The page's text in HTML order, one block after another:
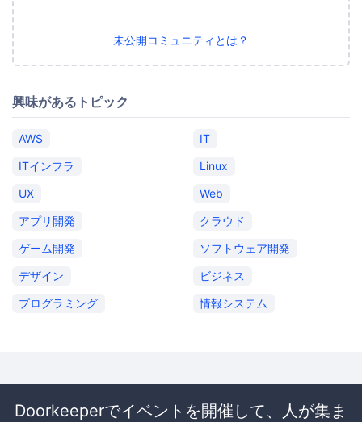
未公開コミュニティとは？
興味があるトピック
AWS
IT
ITインフラ
Linux
UX
Web
アプリ開発
クラウド
ゲーム開発
ソフトウェア開発
デザイン
ビジネス
プログラミング
情報システム
Doorkeeperでイベントを開催して、人が集ま